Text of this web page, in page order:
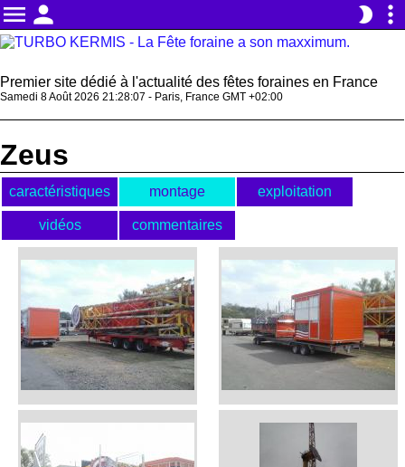
menu person brightness_2 more_vert
Premier site dédié à l'actualité des fêtes foraines en France
Samedi 8 Août 2026 21:28:07 - Paris, France GMT +02:00
Zeus
caractéristiques montage exploitation
vidéos commentaires